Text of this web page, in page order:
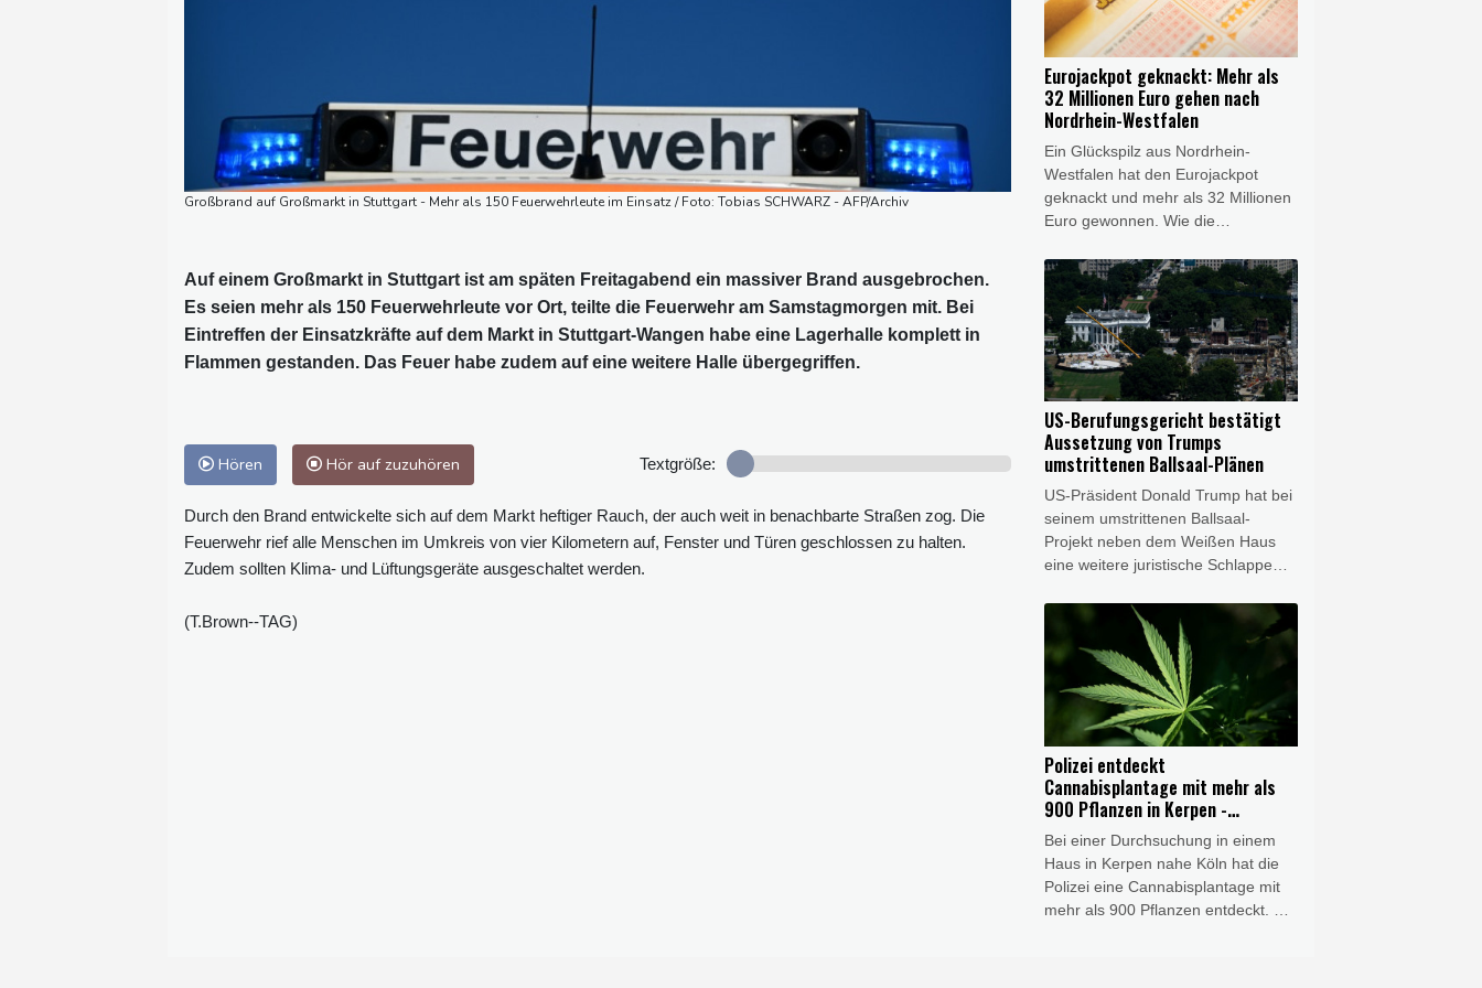
Großbrand auf Großmarkt in Stuttgart - Mehr als 150 Feuerwehrleute im Einsatz / Foto: Tobias SCHWARZ - AFP/Archiv
Auf einem Großmarkt in Stuttgart ist am späten Freitagabend ein massiver Brand ausgebrochen.
Es seien mehr als 150 Feuerwehrleute vor Ort, teilte die Feuerwehr am Samstagmorgen mit. Bei
Eintreffen der Einsatzkräfte auf dem Markt in Stuttgart-Wangen habe eine Lagerhalle komplett in
Flammen gestanden. Das Feuer habe zudem auf eine weitere Halle übergegriffen.
Hören Hör auf zuzuhören Textgröße:
Durch den Brand entwickelte sich auf dem Markt heftiger Rauch, der auch weit in benachbarte Straßen zog. Die
Feuerwehr rief alle Menschen im Umkreis von vier Kilometern auf, Fenster und Türen geschlossen zu halten.
Zudem sollten Klima- und Lüftungsgeräte ausgeschaltet werden.
(T.Brown--TAG)
Präsidenten Gustavo Petro an. De
la Espriella will unter anderem den
Kampf gegen Guerillagruppen und
den Drogenhandel im Land deutlich
verschärfen und die Beziehungen
zu den USA wieder ausbauen.
Eurojackpot geknackt: Mehr als
32 Millionen Euro gehen nach
Nordrhein-Westfalen
Ein Glückspilz aus Nordrhein-
Westfalen hat den Eurojackpot
geknackt und mehr als 32 Millionen
Euro gewonnen. Wie die
mitteilte, bekommt die Gewinnerin
oder der Gewinner 32.658.025
Euro. Die richtigen Gewinnzahlen
lauteten eins, drei, sechs, 13 und
23, mit den Eurozahlen fünf und
sieben.
US-Berufungsgericht bestätigt
Aussetzung von Trumps
umstrittenen Ballsaal-Plänen
US-Präsident Donald Trump hat bei
seinem umstrittenen Ballsaal-
Projekt neben dem Weißen Haus
eine weitere juristische Schlappe
Bundesberufungsgericht bestätigte
am Freitag die im April von einem
Richter angeordnete Aussetzung
der Bauarbeiten. Es begründete
sein Urteil mit der fehlenden
Zustimmung des Kongresses und
gab der US-Regierung zwei
Wochen Zeit, um gegebenenfalls
den Obersten Gerichtshof
anzurufen.
Polizei entdeckt
Cannabisplantage mit mehr als
900 Pflanzen in Kerpen -
Festnahme
Bei einer Durchsuchung in einem
Haus in Kerpen nahe Köln hat die
Polizei eine Cannabisplantage mit
mehr als 900 Pflanzen entdeckt. Ein